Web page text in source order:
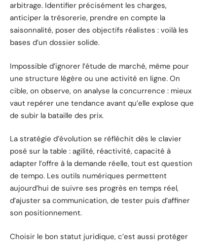
arbitrage. Identifier précisément les charges,
anticiper la trésorerie, prendre en compte la
saisonnalité, poser des objectifs réalistes : voilà les
bases d’un dossier solide.
Impossible d’ignorer l’étude de marché, même pour
une structure légère ou une activité en ligne. On
cible, on observe, on analyse la concurrence : mieux
vaut repérer une tendance avant qu’elle explose que
de subir la bataille des prix.
La stratégie d’évolution se réfléchit dès le clavier
posé sur la table : agilité, réactivité, capacité à
adapter l’offre à la demande réelle, tout est question
de tempo. Les outils numériques permettent
aujourd’hui de suivre ses progrès en temps réel,
d’ajuster sa communication, de tester puis d’affiner
son positionnement.
Choisir le bon statut juridique, c’est aussi protéger